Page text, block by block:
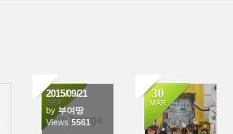
No Image
21
SEP
2015/09/21
by부여땅
Views5561
30
MAR
6674